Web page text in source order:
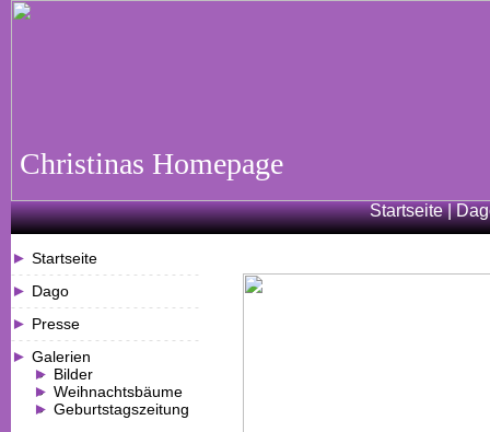
Christinas Homepage
Startseite|
Startseite
- - - - - - - - - - - - - - - - - - - - - - - - -
Dago
- - - - - - - - - - - - - - - - - - - - - - - - -
Presse
- - - - - - - - - - - - - - - - - - - - - - - - -
Galerien
Bilder
Weihnachtsbäume
Geburtstagszeitung